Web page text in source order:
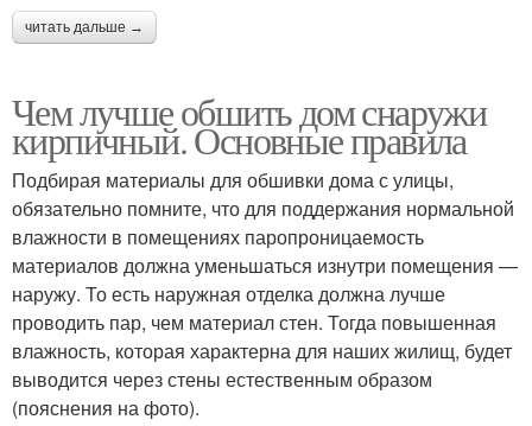
читать дальше →
Чем лучше обшить дом снаружи
кирпичный. Основные правила
Подбирая материалы для обшивки дома с улицы,
обязательно помните, что для поддержания нормальной
влажности в помещениях паропроницаемость
материалов должна уменьшаться изнутри помещения —
наружу. То есть наружная отделка должна лучше
проводить пар, чем материал стен. Тогда повышенная
влажность, которая характерна для наших жилищ, будет
выводится через стены естественным образом
(пояснения на фото).